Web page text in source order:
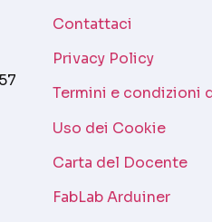
Contattaci
Privacy Policy
Termini e condizioni
Uso dei Cookie
Carta del Docente
FabLab Arduiner